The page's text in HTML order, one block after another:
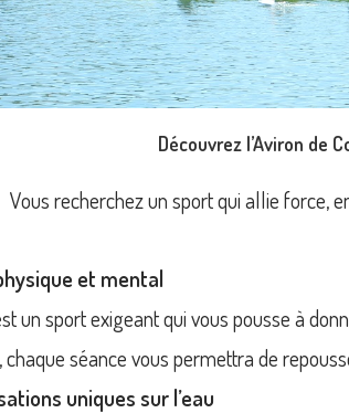
Découvrez l’Aviron de
Vous recherchez un sport qui allie force,
et mental
un sport exigeant qui vous pousse à
séance vous permettra de
uniques sur l’eau